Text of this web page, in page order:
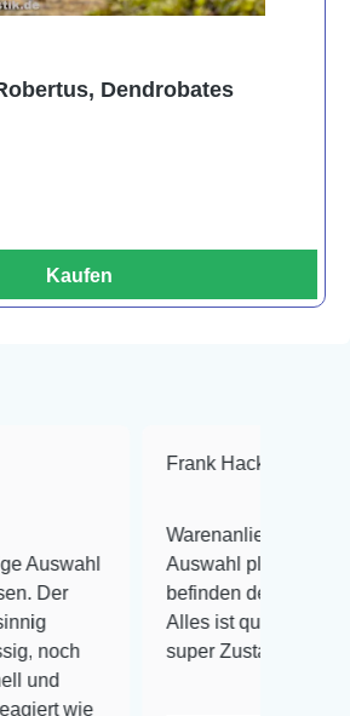
Dendrobates
Kaufen
Frank Hackmayer
Warenanlieferung Top und die
Auswahl plus gesundheitliches
befinden der Fische einwandfrei.
Alles ist quick lebendig und im
super Zustand. Gerne wieder 😃